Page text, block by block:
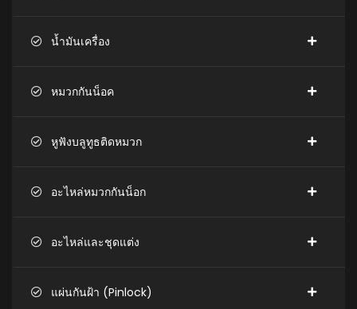
น้ำมันเครื่อง
หมวกกันน็อค
หูฟังบลูทูธติดหมวก
อะไหล่หมวกกันน็อก
อะไหล่และชุดแต่ง
แผ่นกันฝ้า (Pinlock)